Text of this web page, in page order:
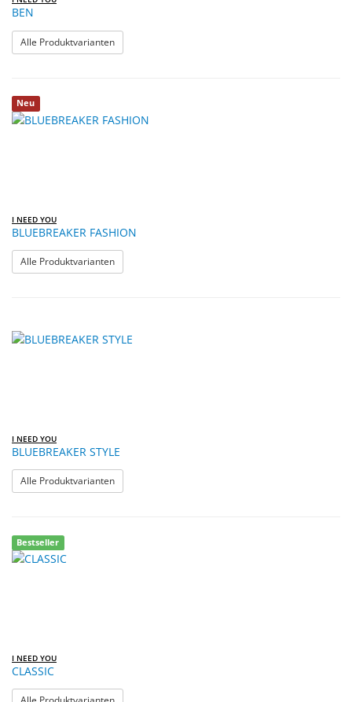
BEN
Alle Produktvarianten: BEN
Neu
I NEED YOU
BLUEBREAKER FASHION
Alle Produktvarianten: BLUEBREAKER FASHION
I NEED YOU
BLUEBREAKER STYLE
Alle Produktvarianten: BLUEBREAKER STYLE
Bestseller
I NEED YOU
CLASSIC